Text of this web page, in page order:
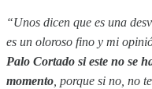
“Unos dicen que es una
es un oloroso fino y mi
Palo Cortado si este no se
momento , porque si no, no